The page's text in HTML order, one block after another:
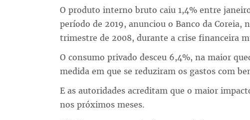
O produto interno bruto caiu 1,4% entre
período de 2019, anunciou o Banco da Coreia,
trimestre de 2008, durante a crise financeira
O consumo privado desceu 6,4%, na maior
medida em que se reduziram os gastos com
E as autoridades acreditam que o maior
nos próximos meses.